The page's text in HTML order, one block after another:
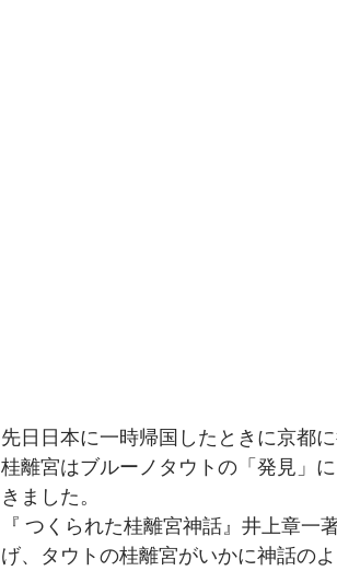
先日日本に一時帰国したときに京都
桂離宮はブルーノタウトの「発見」
きました。
『 つくられた桂離宮神話』井上章
げ、タウトの桂離宮がいかに神話の